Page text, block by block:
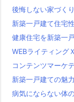
後悔しない家づく
新築一戸建て住宅
健康住宅を新築一
WEBライティング
コンテンツマーケ
新築一戸建ての魅力
病気にならない体